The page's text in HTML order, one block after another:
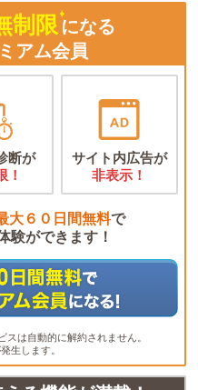
制限になる
アム会員
断が
！
サイト内広告が
非表示！
大６０日間無料で
験ができます！
は自動的に解約されません。
生します。